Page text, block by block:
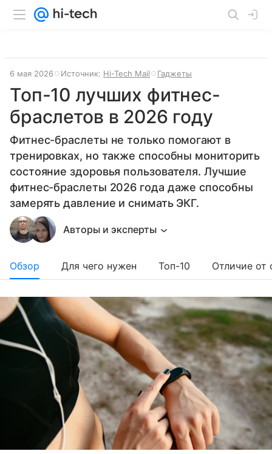
6 мая 2026 Источник: Hi-Tech Mail Гаджеты
Топ-10 лучших фитнес-
браслетов в 2026 году
Фитнес-браслеты не только помогают в
тренировках, но также способны мониторить
состояние здоровья пользователя. Лучшие
фитнес-браслеты 2026 года даже способны
замерять давление и снимать ЭКГ.
Авторы и эксперты
Обзор Для чего нужен Топ-10 Отличие от